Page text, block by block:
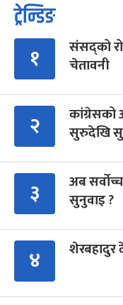
ट्रेन्डिङ
१
संसद्को
चेतावनी
२
कांग्रेसको
सुरुदेखि
३
अब
सुनुवाइ ?
४ शेरबहादुर